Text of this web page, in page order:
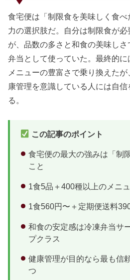
食宅便は「制限食を美味しく食
力の選択肢だ。自分は制限食が
が、品数の多さと和食の美味し
弁当として使っていた。最終的
メニューの豊富さで乗り換えた
康管理を意識している人には自
る。
この記事のポイント
食宅便の最大の強みは「制
こと
1食5品＋400種以上のメニ
1食560円〜＋定期便送料
和食の安定感は冷凍弁当サ
プクラス
健康管理が目的なら最も信
つ